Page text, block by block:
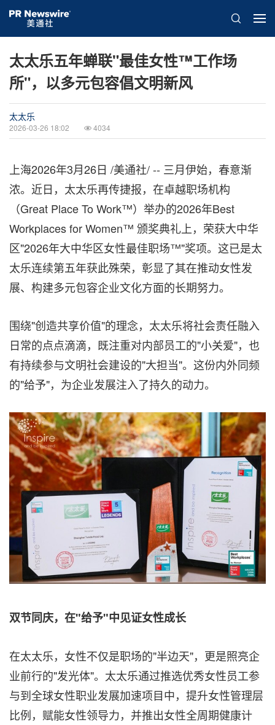
太太乐五年蝉联"最佳女性™工作场
所"，以多元包容倡文明新风
太太乐
2026-03-26 18:02 4034
上海2026年3月26日 /美通社/ -- 三月伊始，春意渐
浓。近日，太太乐再传捷报，在卓越职场机构
（Great Place To Work™）举办的2026年Best
Workplaces for Women™ 颁奖典礼上，荣获大中华
区"2026年大中华区女性最佳职场™"奖项。这已是太
太乐连续第五年获此殊荣，彰显了其在推动女性发
展、构建多元包容企业文化方面的长期努力。
围绕"创造共享价值"的理念，太太乐将社会责任融入
日常的点点滴滴，既注重对内部员工的"小关爱"，也
有持续参与文明社会建设的"大担当"。这份内外同频
的"给予"，为企业发展注入了持久的动力。
双节同庆，在"给予"中见证女性成长
在太太乐，女性不仅是职场的"半边天"，更是照亮企
业前行的"发光体"。太太乐通过推选优秀女性员工参
与到全球女性职业发展加速项目中，提升女性管理层
比例，赋能女性领导力，并推出女性全周期健康计